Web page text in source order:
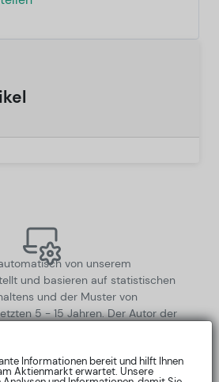
von unserem
und basieren auf statistischen
und der Muster von
5 - 15 Jahren. Der Autor der
fast 20 Jahren privat in Aktien.
Informationen bereit und hilft Ihnen
Aktienmarkt erwartet. Unsere